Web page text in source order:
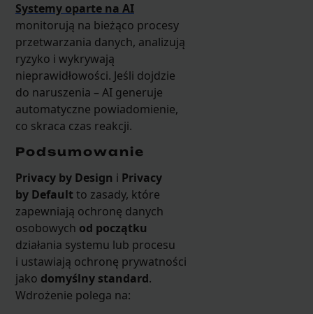
Systemy oparte na AI
monitorują na bieżąco procesy
przetwarzania danych, analizują
ryzyko i wykrywają
nieprawidłowości. Jeśli dojdzie
do naruszenia – AI generuje
automatyczne powiadomienie,
co skraca czas reakcji.
Podsumowanie
Privacy by Design i Privacy
by Defaultto zasady, które
zapewniają ochronę danych
osobowych od początku
działania systemu lub procesu
i ustawiają ochronę prywatności
jako domyślny standard.
Wdrożenie polega na: